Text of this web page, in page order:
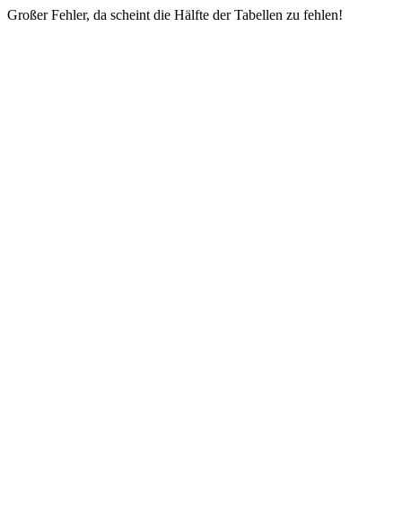
Großer Fehler, da scheint die Hälfte der Tabellen zu fehlen!